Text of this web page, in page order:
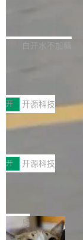
个主 agent 循环，
库，并将作为
MPComm将作为一
ENT，实现零拷贝
传输性能最高提升5
于自研UCL-
持续开源更多基于
件。 腾讯网平团队
个独立于业务线程
白开水不加糖
型案例入选名单》
开源 AI 编程平台
创新与落地成效成
助力企业AI研发安
经开始引入 AI
型或企业内部部署
Coding 从个人辅
级应用，企业在规
可控性和代码质量
安全与合规要求。
开 开源科技
深信服AI算力网关
前不久，工业和信
智能应用典型案例
各领域的应用成果
产品应用、支撑保
AI算力网关（AI创
各业的Agent走向
渐丰富，用户关注
开 开源科技
Jeff Dean 离开
束，一个实验室
Google 员工编号
Bigtable 作者之一
Gemini 的架构师
局